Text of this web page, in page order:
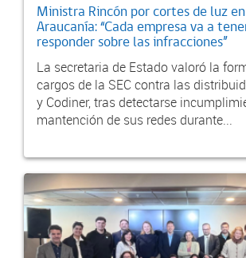
Ministra Rincón por cortes de luz
Araucanía: “Cada empresa va a
responder sobre las infracciones”
La secretaria de Estado valoró la
cargos de la SEC contra las
y Codiner, tras detectarse
mantención de sus redes durante...